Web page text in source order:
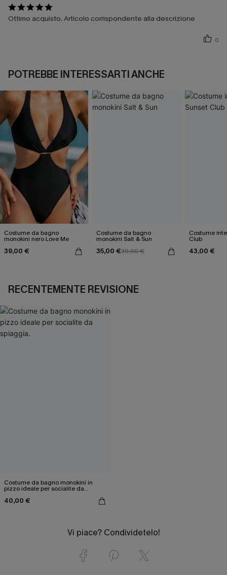
Ottimo acquisto. Articolo corrispondente alla descrizione
0
POTREBBE INTERESSARTI ANCHE
Costume da bagno
monokini nero Love Me
39,00 €
Costume da bagno
monokini Salt & Sun
35,00 €39,00 €
Costume
Club
43,00 €
RECENTEMENTE REVISIONE
Costume da bagno monokini in
pizzo ideale per socialite da
40,00 €
Vi piace? Condividetelo!